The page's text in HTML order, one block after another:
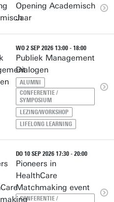
Opening Academisch
Jaar
WO 2 SEP 2026 13:00 - 18:00
Publiek Management
Dialogen
ALUMNI
CONFERENTIE /
SYMPOSIUM
LEZING/WORKSHOP
LIFELONG LEARNING
DO 10 SEP 2026 17:30 - 20:00
Pioneers in
HealthCare
Matchmaking event
CONFERENTIE /